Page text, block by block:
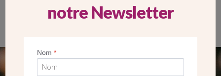
Des bâches expliquant le projet de construction sont installées
devant le chantier. (Paroisse de Meaux)
SEUL VOTRE DON
notre Newsletter
Nom*